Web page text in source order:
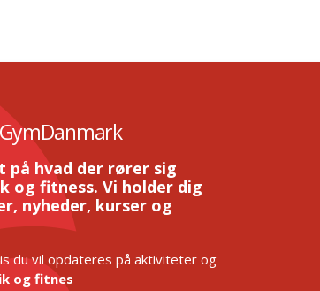
på hvad der rører sig
og fitness. Vi holder dig
nyheder, kurser og
du vil opdateres på aktiviteter og
og fitnes